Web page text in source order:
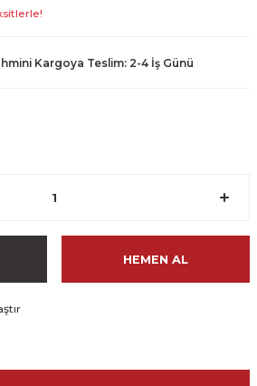
Kargoya Teslim: 2-4 İş Günü
HEMEN AL